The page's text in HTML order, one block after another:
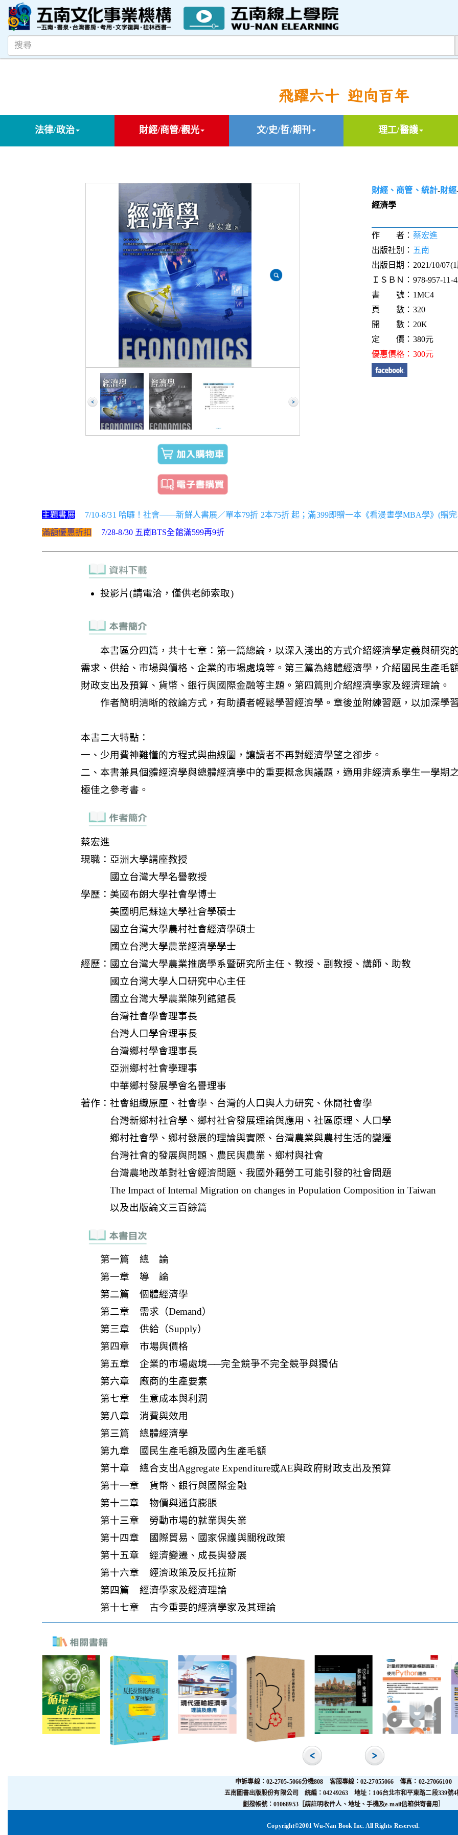
飛躍六十 迎向百年
法律/政治 財經/商管/觀光 文/史/哲/期刊 理工/醫護
財經、商管、統計-財經
經濟學
作 者： 蔡宏進
出版社別： 五南
出版日期：2021/10/
ＩＳＢＮ：978-957-11-
書 號：1MC4
頁 數：320
開 數：20K
定 價：380元
優惠價格：300元
主題書展
7/10-8/31 哈囉！社會——新鮮人書展／單本79折 2本75折 起；滿399即贈一本《看漫畫學MBA學》(贈
滿額優惠折扣
7/28-8/30 五南BTS全館滿599再9折
投影片(請電洽，僅供老師索取)
第一篇 總 論
第一章 導 論
第二篇 個體經濟學
第二章 需求（Demand）
第三章 供給（Supply）
第四章 市場與價格
第五章 企業的市場處境──完全競爭不完全競爭與獨佔
第六章 廠商的生產要素
第七章 生意成本與利潤
第八章 消費與效用
第三篇 總體經濟學
第九章 國民生產毛額及國內生產毛額
第十章 總合支出Aggregate Expenditure或AE與政府財政支出及預算
第十一章 貨幣、銀行與國際金融
第十二章 物價與通貨膨脹
第十三章 勞動市場的就業與失業
第十四章 國際貿易、國家保護與關稅政策
第十五章 經濟變遷、成長與發展
第十六章 經濟政策及反托拉斯
第四篇 經濟學家及經濟理論
第十七章 古今重要的經濟學家及其理論
申訴專線：02-2705-5066分機808 客服專線：02-27055066 傳真：02-27066100
五南圖書出版股份有限公司 統編：04249263 地址：106台北市和平東路二段339號4
劃撥帳號：01068953［請註明收件人、地址、手機及e-mail信箱供寄書用］
Copyright©2001 Wu-Nan Book Inc. All Rights Reserved.